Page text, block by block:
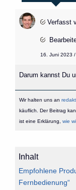
Verfasst
16. Juni 2023
Darum kannst Du
Wir halten uns an
käuflich. Der Beitrag
ist eine Erklärung, wie
Inhalt
Empfohlene
Fernbedienung“